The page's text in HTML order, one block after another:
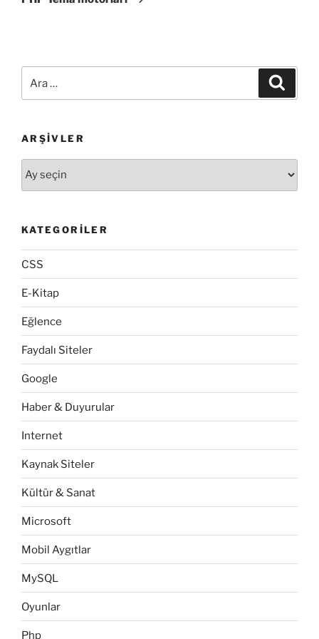
ARŞIVLER
KATEGORILER
CSS
E-Kitap
Eğlence
Faydalı Siteler
Google
Haber & Duyurular
Internet
Kaynak Siteler
Kültür & Sanat
Microsoft
Mobil Aygıtlar
MySQL
Oyunlar
Php